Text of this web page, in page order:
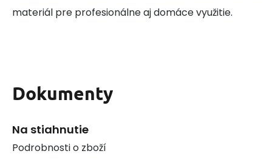
materiál pre profesionálne aj domáce využitie.
Dokumenty
Na stiahnutie
Podrobnosti o zboží